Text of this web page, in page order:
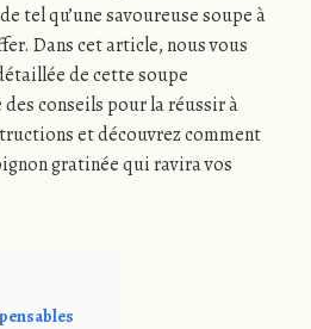
tel qu’une savoureuse soupe à
Dans cet article, nous vous
de cette soupe
conseils pour la réussir à
et découvrez comment
gratinée qui ravira vos